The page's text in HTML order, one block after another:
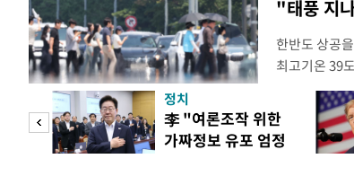
"태풍 지
한반도 상공
최고기온 39
'돌핀'이 지
으로 주춤할
정례 브리핑
관은 "상층까
정치
李 "여론조작 위한
가짜정보 유포 엄정